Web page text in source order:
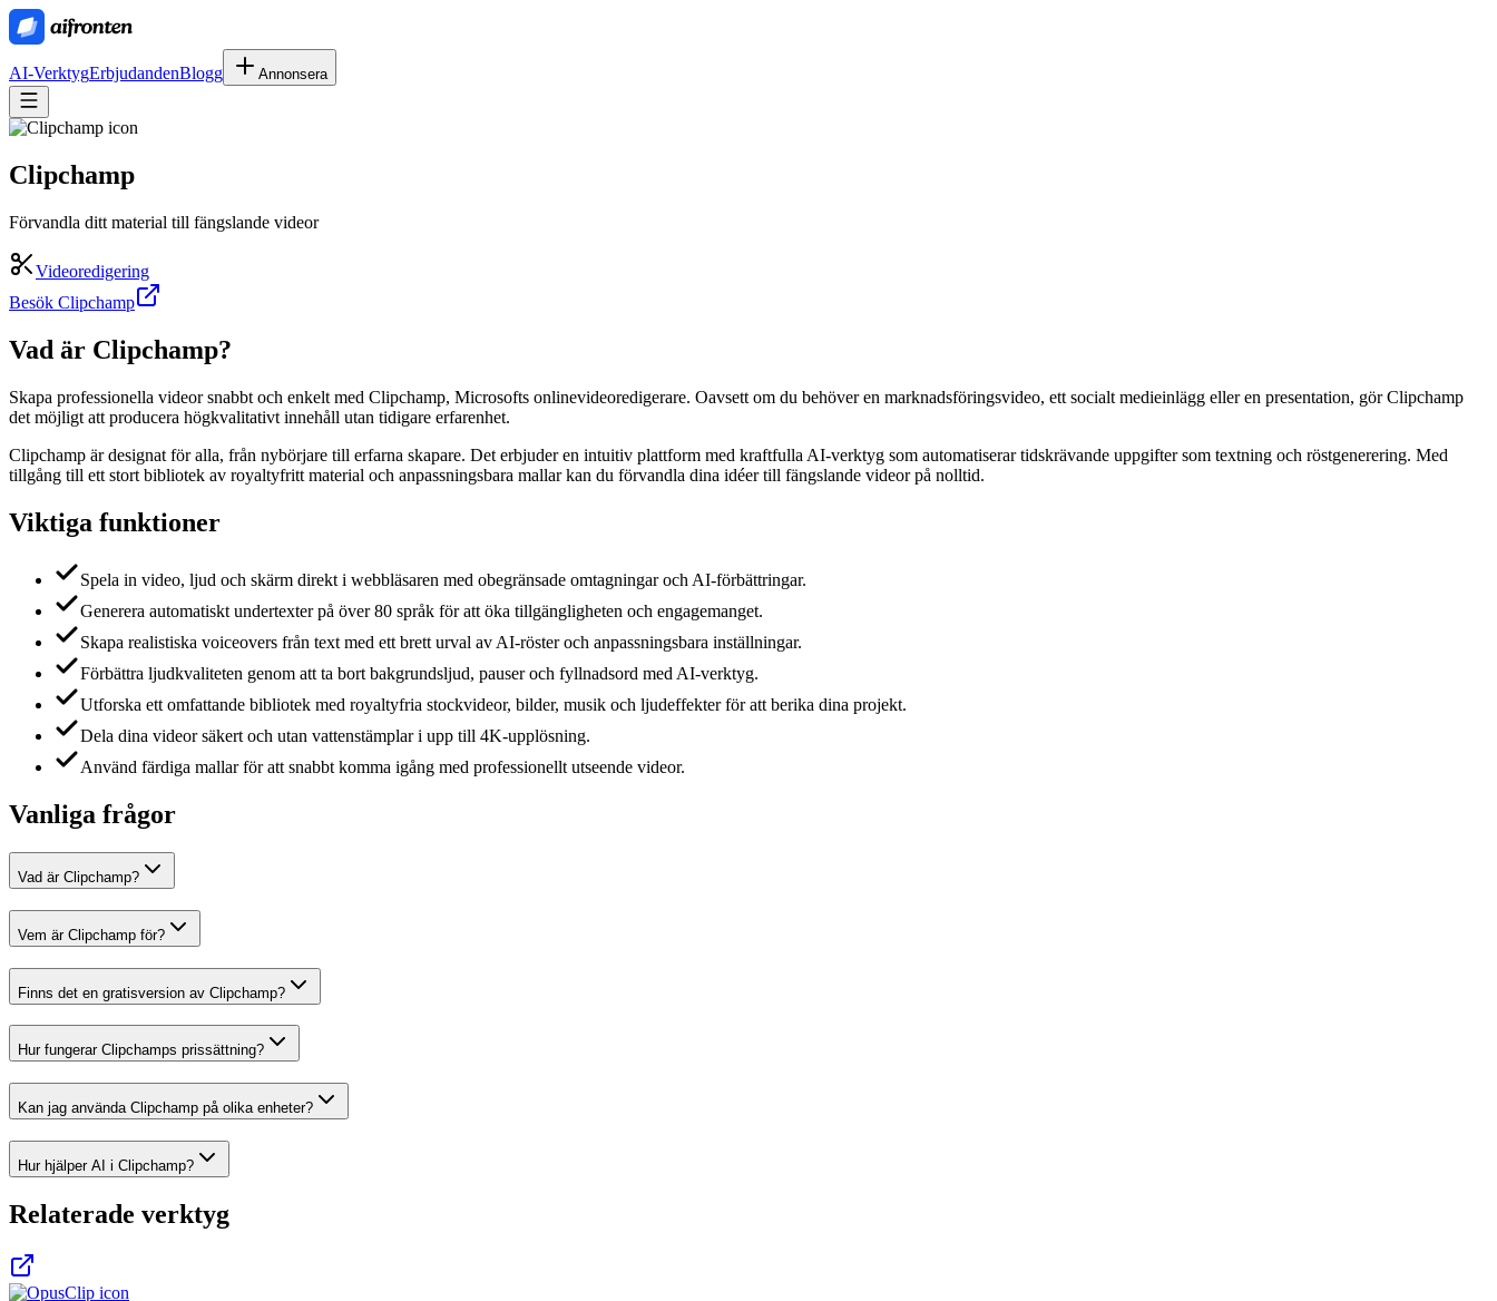
AI-VerktygErbjudandenBlogg Annonsera
Clipchamp
Förvandla ditt material till fängslande videor
Videoredigering
Besök Clipchamp
Vad är Clipchamp?
Skapa professionella videor snabbt och enkelt med Clipchamp, Microsofts onlinevideoredigerare. Oavsett om du behöver en marknadsföringsvideo, ett socialt medieinlägg eller en presentation, gör Clipchamp
det möjligt att producera högkvalitativt innehåll utan tidigare erfarenhet.
Clipchamp är designat för alla, från nybörjare till erfarna skapare. Det erbjuder en intuitiv plattform med kraftfulla AI-verktyg som automatiserar tidskrävande uppgifter som textning och röstgenerering. Med
tillgång till ett stort bibliotek av royaltyfritt material och anpassningsbara mallar kan du förvandla dina idéer till fängslande videor på nolltid.
Viktiga funktioner
Spela in video, ljud och skärm direkt i webbläsaren med obegränsade omtagningar och AI-förbättringar.
Generera automatiskt undertexter på över 80 språk för att öka tillgängligheten och engagemanget.
Skapa realistiska voiceovers från text med ett brett urval av AI-röster och anpassningsbara inställningar.
Förbättra ljudkvaliteten genom att ta bort bakgrundsljud, pauser och fyllnadsord med AI-verktyg.
Utforska ett omfattande bibliotek med royaltyfria stockvideor, bilder, musik och ljudeffekter för att berika dina projekt.
Dela dina videor säkert och utan vattenstämplar i upp till 4K-upplösning.
Använd färdiga mallar för att snabbt komma igång med professionellt utseende videor.
Vanliga frågor
Vad är Clipchamp?
Vem är Clipchamp för?
Finns det en gratisversion av Clipchamp?
Hur fungerar Clipchamps prissättning?
Kan jag använda Clipchamp på olika enheter?
Hur hjälper AI i Clipchamp?
Relaterade verktyg